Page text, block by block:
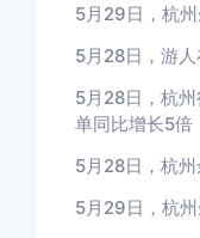
5月29日，杭
5月28日，游
5月28日，杭
单同比增长5倍
5月28日，杭
5月29日，杭